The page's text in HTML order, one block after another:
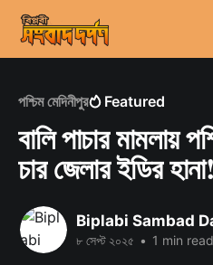
পশ্চিম মেদিনীপুর Featured
বালি পাচার মামলায়
চার জেলার ইডির হানা!
Biplabi Sambad
৮ সেপ্ট ২০২৫ • 1 min read